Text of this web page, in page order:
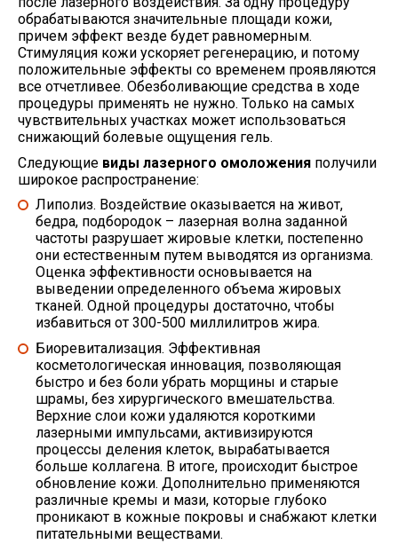
обрабатываются значительные площади кожи,
причем эффект везде будет равномерным.
Стимуляция кожи ускоряет регенерацию, и потому
положительные эффекты со временем проявляются
все отчетливее. Обезболивающие средства в ходе
процедуры применять не нужно. Только на самых
чувствительных участках может использоваться
снижающий болевые ощущения гель.
Следующие виды лазерного омоложения получили
широкое распространение:
Липолиз. Воздействие оказывается на живот,
бедра, подбородок – лазерная волна заданной
частоты разрушает жировые клетки, постепенно
они естественным путем выводятся из организма.
Оценка эффективности основывается на
выведении определенного объема жировых
тканей. Одной процедуры достаточно, чтобы
избавиться от 300-500 миллилитров жира.
Биоревитализация. Эффективная
косметологическая инновация, позволяющая
быстро и без боли убрать морщины и старые
шрамы, без хирургического вмешательства.
Верхние слои кожи удаляются короткими
лазерными импульсами, активизируются
процессы деления клеток, вырабатывается
больше коллагена. В итоге, происходит быстрое
обновление кожи. Дополнительно применяются
различные кремы и мази, которые глубоко
проникают в кожные покровы и снабжают клетки
питательными веществами.